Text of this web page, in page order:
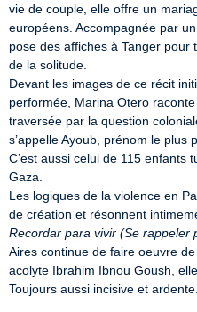
vie de couple, elle offre un
européens. Accompagnée par
pose des affiches à Tanger pour
de la solitude.
Devant les images de ce récit
performée, Marina Otero
traversée par la question
s’appelle Ayoub, prénom le plus
C’est aussi celui de 115 enfants
Gaza.
Les logiques de la violence en
Recordar para vivir (Se rappeler
Aires continue de faire oeuvre
acolyte Ibrahim Ibnou Goush,
Toujours aussi incisive et ardente.